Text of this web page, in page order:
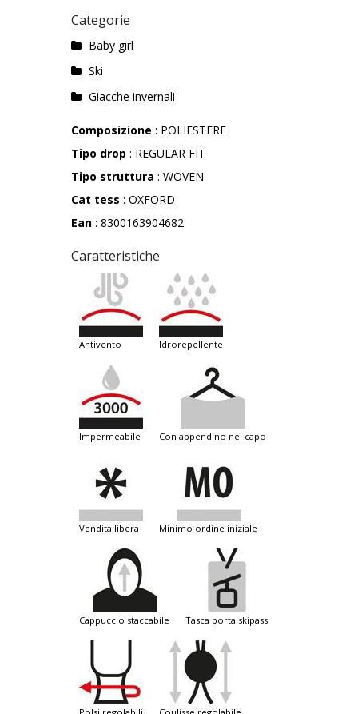
Categorie
Baby girl
Ski
Giacche invernali
Composizione : POLIESTERE
Tipo drop : REGULAR FIT
Tipo struttura : WOVEN
Cat tess : OXFORD
Ean : 8300163904682
Caratteristiche
antivento idrorepellente
impermeabile con appendino nel capo
vendita libera minimo ordine iniziale
cappuccio staccabile tasca porta skipass